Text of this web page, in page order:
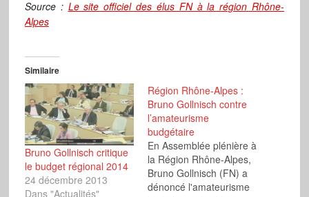
Source : Le site officiel des élus FN à la région Rhône-
Alpes
Similaire
Bruno Gollnisch critique
le budget régional 2014
24 décembre 2013
Dans "Actualités"
Région Rhône-Alpes :
Bruno Gollnisch contre
l’amateurisme
budgétaire
En Assemblée plénière à
la Région Rhône-Alpes,
Bruno Gollnisch (FN) a
dénoncé l'amateurisme